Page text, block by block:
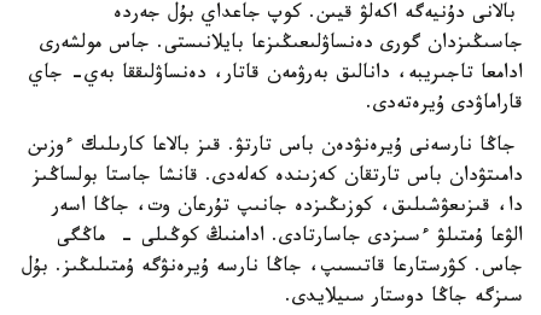
بالانى دۇنيەگە اكەلۋ قيىن. كوپ جاعداي بۇل جەردە
جاسىڭىزدان گورى دەنساۋلىعىڭىزعا بايلانىستى. جاس مولشەرى
ادامعا تاجىريبە، دانالىق بەرۋمەن قاتار، دەنساۋلىققا بەي- جاي
قاراماۋدى ۇيرەتەدى.
جاڭا نارسەنى ۇيرەنۋدەن باس تارتۋ. قىز بالاعا كارىلىك ءوزىن
دامىتۋدان باس تارتقان كەزىندە كەلەدى. قانشا جاستا بولساڭىز
دا، قىزىعۋشىلىق، كوزىڭىزدە جانىپ تۇرعان وت، جاڭا اسەر
الۋعا ۇمتىلۋ ءسىزدى جاسارتادى. ادامنىڭ كوڭىلى - ماڭگى
جاس. كۋرستارعا قاتىسىپ، جاڭا نارسە ۇيرەنۋگە ۇمتىلىڭىز. بۇل
سىزگە جاڭا دوستار سىيلايدى.